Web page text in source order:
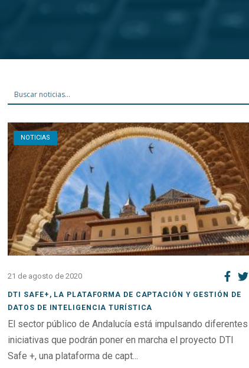
NOTICIAS
Open post
21 de agosto de 2020
DTI SAFE+, LA PLATAFORMA DE CAPTACIÓN Y GESTIÓN DE
DATOS DE INTELIGENCIA TURÍSTICA
El sector público de Andalucía está impulsando diferentes
iniciativas que podrán poner en marcha el proyecto DTI
Safe +, una plataforma de capt...